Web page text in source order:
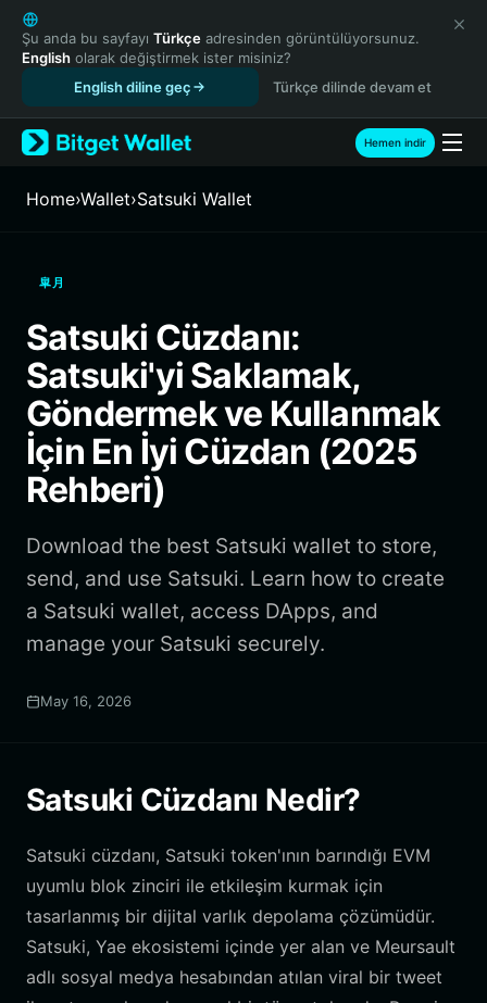
English
日本語
Tiếng Việt
Español (Latinoamérica)
Türkçe
Français
繁體中文
Bahasa Indonesia
ภาษาไทย
हिन्दी
Español
Português (Brasil)
Español (Argentina)
Şu anda bu sayfayı Türkçe adresinden görüntülüyorsunuz.
English olarak değiştirmek ister misiniz?
English diline geç
Türkçe dilinde devam et
Hemen indir
Home›Wallet›Satsuki Wallet
皐月
Satsuki Cüzdanı:
Satsuki'yi Saklamak,
Göndermek ve Kullanmak
İçin En İyi Cüzdan (2025
Rehberi)
Download the best Satsuki wallet to store,
send, and use Satsuki. Learn how to create
a Satsuki wallet, access DApps, and
manage your Satsuki securely.
May 16, 2026
Satsuki Cüzdanı Nedir?
Satsuki cüzdanı, Satsuki token'ının barındığı EVM
uyumlu blok zinciri ile etkileşim kurmak için
tasarlanmış bir dijital varlık depolama çözümüdür.
Satsuki, Yae ekosistemi içinde yer alan ve Meursault
adlı sosyal medya hesabından atılan viral bir tweet